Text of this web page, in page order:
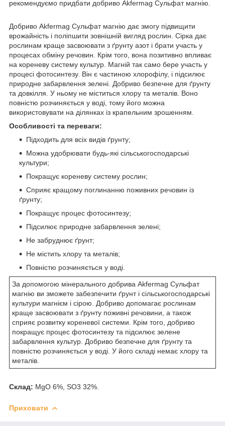
рекомендуємо придбати добриво Akfermag Сульфат магнію.
Добриво Akfermag Сульфат магнію дає змогу підвищити
врожайність і поліпшити зовнішній вигляд рослин. Сірка дає
рослинам краще засвоювати з ґрунту азот і брати участь у
процесах обміну речовин. Крім того, вона позитивно впливає
на кореневу систему культур. Магній так само бере участь у
процесі фотосинтезу. Він є частиною хлорофілу, і підсилює
природне забарвлення зелені. Добриво безпечне для ґрунту
та довкілля. У ньому не міститься хлору та металів. Воно
повністю розчиняється у воді, тому його можна
використовувати на ділянках із крапельним зрошенням.
Особливості та переваги:
Підходить для всіх видів ґрунту;
Можна удобрювати будь-які сільськогосподарські
культури;
Покращує кореневу систему рослин;
Сприяє кращому поглинанню поживних речовин із
ґрунту;
Покращує процес фотосинтезу;
Підсилює природне забарвлення зелені;
Не забруднює ґрунт;
Не містить хлору та металів;
Повністю розчиняється у воді.
За допомогою мінерального добрива Akfermag Сульфат
магнію ви зможете забезпечити ґрунт і сільськогосподарські
культури магнієм і сірою. Добриво допомагає рослинам
краще засвоювати з ґрунту поживні речовини, а також
сприяє розвитку кореневої системи. Крім того, добриво
покращує процес фотосинтезу та підсилює зелене
забарвлення культур. Добриво безпечне для ґрунту та
повністю розчиняється у воді. У його складі немає хлору та
металів.
Склад: MgO 6%, SO3 32%.
Приховати